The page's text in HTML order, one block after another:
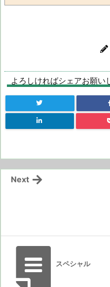
よろしければシェアお願い
Next
スペシャル